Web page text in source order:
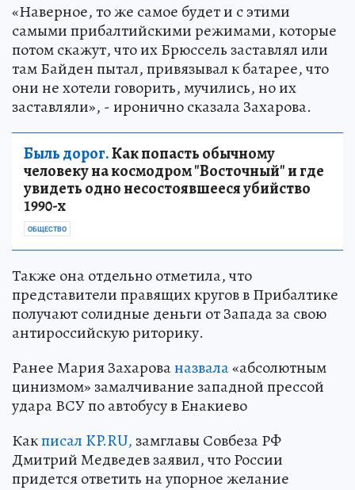
«Наверное, то же самое будет и с этими
самыми прибалтийскими режимами, которые
потом скажут, что их Брюссель заставлял или
там Байден пытал, привязывал к батарее, что
они не хотели говорить, мучились, но их
заставляли», - иронично сказала Захарова.
Быль дорог.Как попасть обычному
человеку на космодром "Восточный" и где
увидеть одно несостоявшееся убийство
1990-х
ОБЩЕСТВО
Также она отдельно отметила, что
представители правящих кругов в Прибалтике
получают солидные деньги от Запада за свою
антироссийскую риторику.
Ранее Мария Захарованазвала«абсолютным
цинизмом» замалчивание западной прессой
удара ВСУ по автобусу в Енакиево
Какписал KP.RU, замглавы Совбеза РФ
Дмитрий Медведев заявил, что России
придется ответить на упорное желание